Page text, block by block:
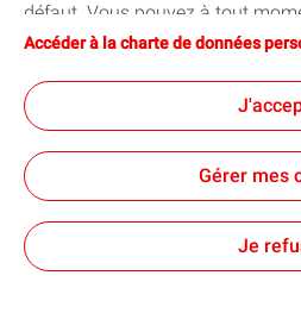
Collaborer avec
Accessibilité
Conditions
Conditions Générales de Vente
Publications
défaut. Vous pouvez à tout
paramètres de cookies en
vous acceptez le dépôt de
cas où vous cliquez sur « Je
techniques nécessaires au bon
seront utilisés. Pour plus
traceurs ».
Accéder à la charte de données
Gérer mes
Je